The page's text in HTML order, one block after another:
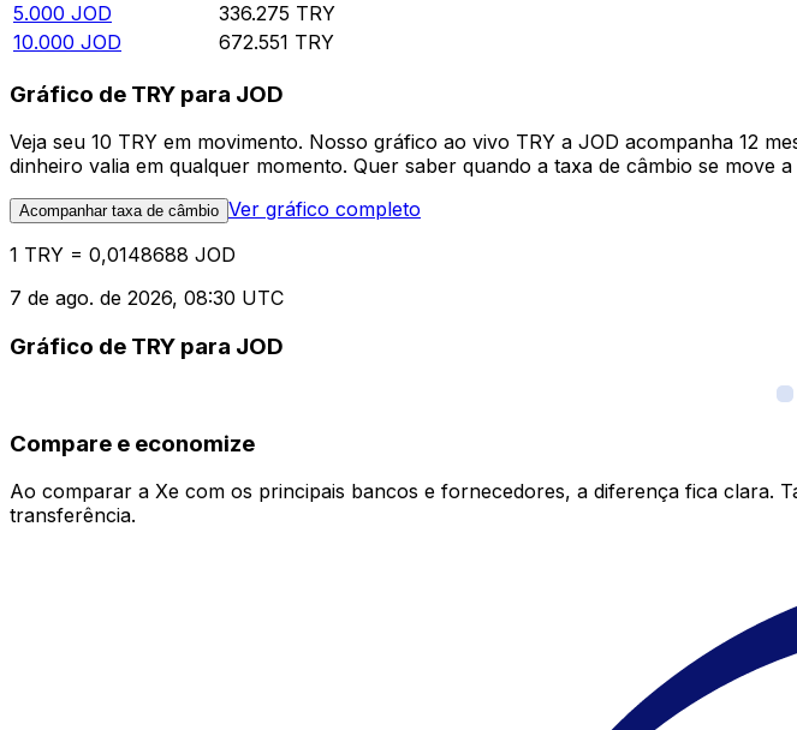
5.000 JOD 336.275 TRY
10.000 JOD 672.551 TRY
Gráfico de TRY para JOD
Veja seu 10 TRY em movimento. Nosso gráfico ao vivo TRY a JOD acompanha 12
dinheiro valia em qualquer momento. Quer saber quando a taxa de câmbio se
Acompanhar taxa de câmbio Ver gráfico completo
1 TRY = 0,0148688 JOD
7 de ago. de 2026, 08:30 UTC
Gráfico de TRY para JOD
Compare e economize
Ao comparar a Xe com os principais bancos e fornecedores, a diferença fica clara.
transferência.